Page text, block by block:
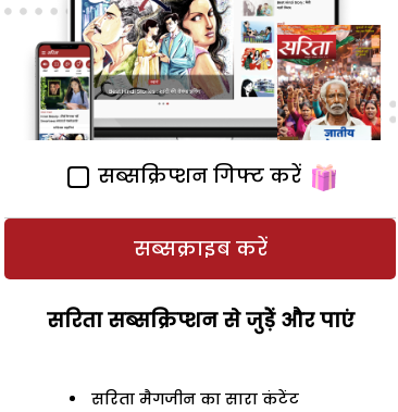
सब्सक्रिप्शन गिफ्ट करें
सब्सक्राइब करें
सरिता सब्सक्रिप्शन से जुड़ेें और पाएं
सरिता मैगजीन का सारा कंटेंट